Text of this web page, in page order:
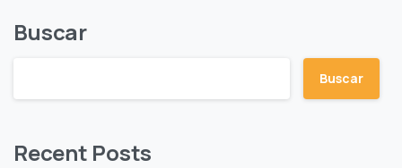
Buscar
Buscar
Recent Posts